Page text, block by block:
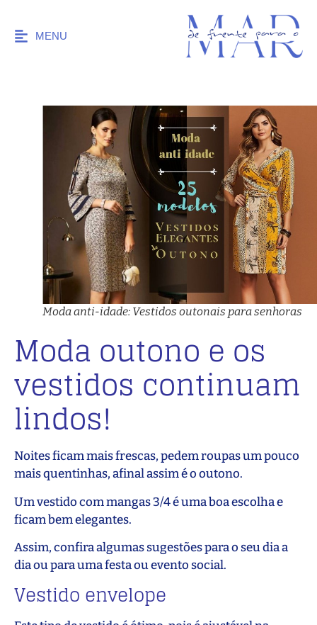
MENU
Moda anti-idade: Vestidos outonais para senhoras
Moda outono e os
vestidos continuam
lindos!
Noites ficam mais frescas, pedem roupas um pouco
mais quentinhas, afinal assim é o outono.
Um vestido com mangas 3/4 é uma boa escolha e
ficam bem elegantes.
Assim, confira algumas sugestões para o seu dia a
dia ou para uma festa ou evento social.
Vestido envelope